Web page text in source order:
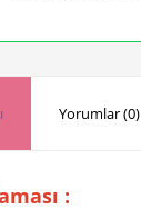
Yorumlar (0)
: